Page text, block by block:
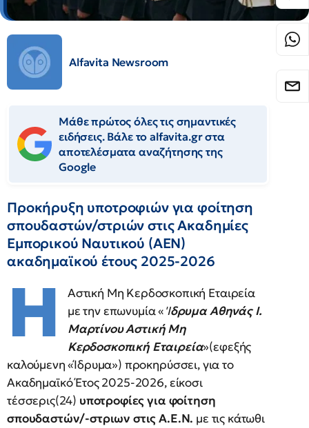
Alfavita Newsroom
Μάθε πρώτος όλες τις σημαντικές
ειδήσεις. Βάλε το alfavita.gr στα
αποτελέσματα αναζήτησης της
Google
Προκήρυξη υποτροφιών για φοίτηση
σπουδαστών/στριών στις Ακαδημίες
Εμπορικού Ναυτικού (ΑΕΝ)
ακαδημαϊκού έτους 2025-2026
Η
Αστική Μη Κερδοσκοπική Εταιρεία
με την επωνυμία «'Ιδρυμα Αθηνάς Ι.
Μαρτίνου Αστική Μη
Κερδοσκοπική Εταιρεία»(εφεξής
καλούμενη «Ίδρυμα») προκηρύσσει, για το
Ακαδημαϊκό Έτος 2025-2026, είκοσι
τέσσερις(24) υποτροφίες για φοίτηση
σπουδαστών/-στριων στις Α.Ε.Ν. με τις κάτωθι